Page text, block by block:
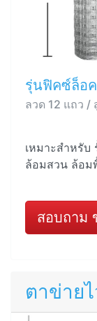
รุ่นฟิคซ์ล็อ
ลวด 12 แถว /
เหมาะสำหรับ
ล้อมสวน ล้อม
สอบถาม
ตาข่าย